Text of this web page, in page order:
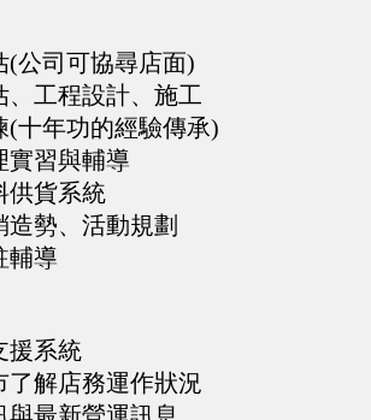
(公司可協尋店面)
、工程設計、施工
(十年功的經驗傳承)
實習與輔導
供貨系統
勢、活動規劃
導
援系統
了解店務運作狀況